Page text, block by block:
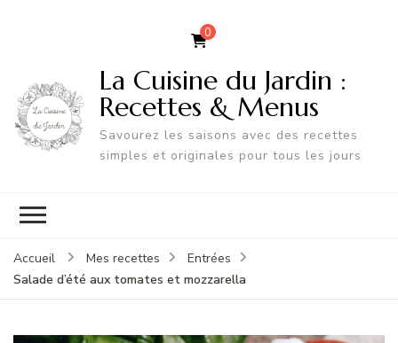
0
La Cuisine du Jardin :
Recettes & Menus
Savourez les saisons avec des recettes
simples et originales pour tous les jours
Accueil Mes recettes
Entrées
Salade d’été aux tomates et mozzarella